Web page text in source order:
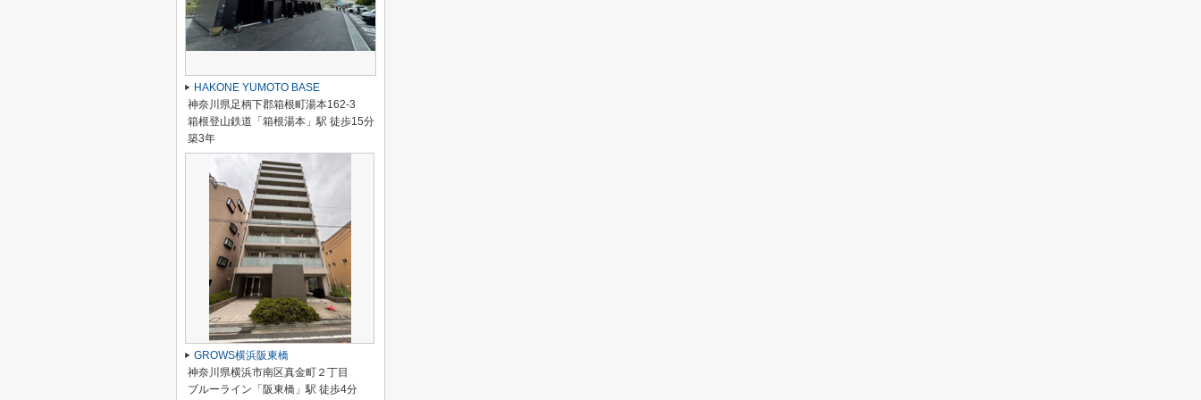
HAKONE YUMOTO BASE
神奈川県足柄下郡箱根町湯本162-3
箱根登山鉄道「箱根湯本」駅 徒歩15分
築3年
GROWS横浜阪東橋
神奈川県横浜市南区真金町２丁目
ブルーライン「阪東橋」駅 徒歩4分